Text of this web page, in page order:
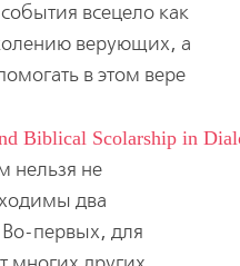
всецело как
верующих, а
в этом вере
Biblical Scolarship in
нельзя не
два
первых, для